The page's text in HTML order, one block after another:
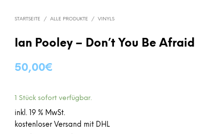
STARTSEITE / ALLE PRODUKTE / VINYLS
Ian Pooley – Don’t You Be Afraid
50,00€
1 Stück sofort verfügbar.
inkl. 19 % MwSt.
kostenloser Versand mit DHL